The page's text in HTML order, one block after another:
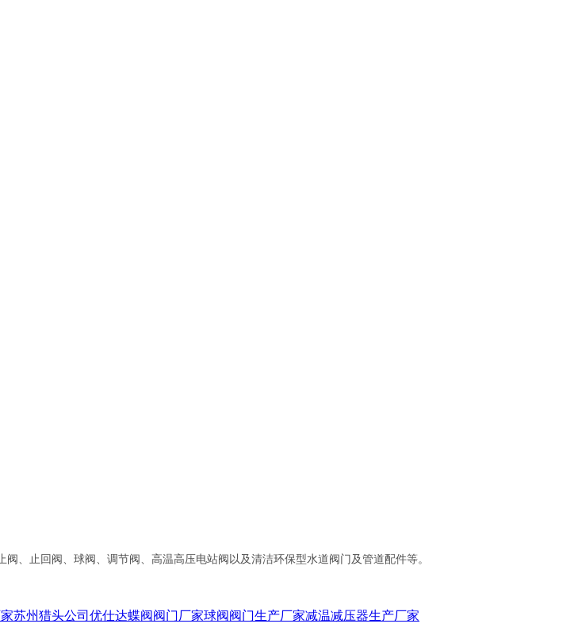
、止回阀、球阀、调节阀、高温高压电站阀以及清洁环保型水道阀门及管道配件等。
苏州猎头公司优仕达蝶阀阀门厂家球阀阀门生产厂家减温减压器生产厂家